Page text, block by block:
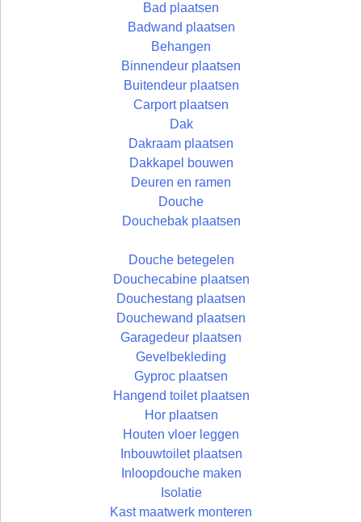
Bad plaatsen
Badwand plaatsen
Behangen
Binnendeur plaatsen
Buitendeur plaatsen
Carport plaatsen
Dak
Dakraam plaatsen
Dakkapel bouwen
Deuren en ramen
Douche
Douchebak plaatsen
Douche betegelen
Douchecabine plaatsen
Douchestang plaatsen
Douchewand plaatsen
Garagedeur plaatsen
Gevelbekleding
Gyproc plaatsen
Hangend toilet plaatsen
Hor plaatsen
Houten vloer leggen
Inbouwtoilet plaatsen
Inloopdouche maken
Isolatie
Kast maatwerk monteren